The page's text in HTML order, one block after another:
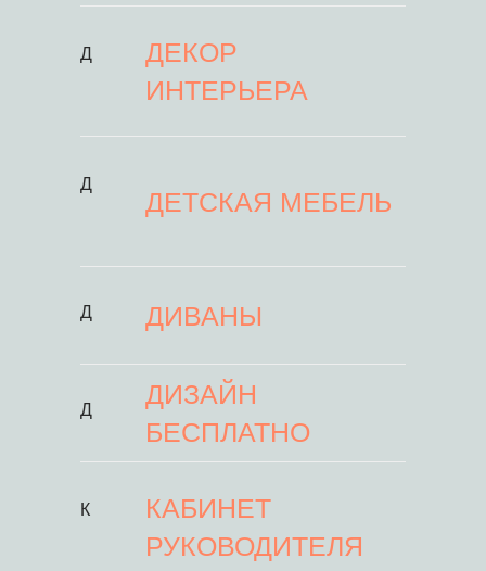
Д
ДЕКОР
ИНТЕРЬЕРА
Д
ДЕТСКАЯ МЕБЕЛЬ
Д ДИВАНЫ
Д
ДИЗАЙН
БЕСПЛАТНО
К
КАБИНЕТ
РУКОВОДИТЕЛЯ